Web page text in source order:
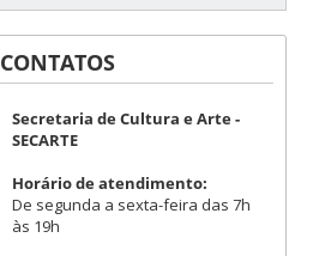
CONTATOS
Secretaria de Cultura e Arte -
SECARTE
Horário de atendimento:
De segunda a sexta-feira das 7h
às 19h